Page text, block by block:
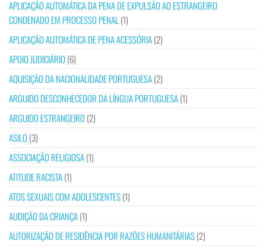
APLICAÇÃO AUTOMÁTICA DA PENA DE EXPULSÃO AO ESTRANGEIRO
CONDENADO EM PROCESSO PENAL (1)
APLICAÇÃO AUTOMÁTICA DE PENA ACESSÓRIA(2)
APOIO JUDICIÁRIO (6)
AQUISIÇÃO DA NACIONALIDADE PORTUGUESA(2)
ARGUIDO DESCONHECEDOR DA LÍNGUA PORTUGUESA(1)
ARGUIDO ESTRANGEIRO (2)
ASILO (3)
ASSOCIAÇÃO RELIGIOSA(1)
ATITUDE RACISTA(1)
ATOS SEXUAIS COM ADOLESCENTES(1)
AUDIÇÃO DA CRIANÇA(1)
AUTORIZAÇÃO DE RESIDÊNCIA POR RAZÕES HUMANITÁRIAS(2)